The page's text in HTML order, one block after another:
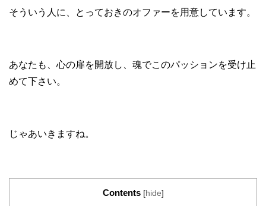
そういう人に、とっておきのオファーを用意しています。
あなたも、心の扉を開放し、魂でこのパッションを受け止
めて下さい。
じゃあいきますね。
Contents [hide]